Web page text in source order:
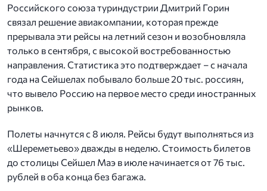
Российского союза туриндустрии Дмитрий Горин
связал решение авиакомпании, которая прежде
прерывала эти рейсы на летний сезон и возобновляла
только в сентября, с высокой востребованностью
направления. Статистика это подтверждает – с начала
года на Сейшелах побывало больше 20 тыс. россиян,
что вывело Россию на первое место среди иностранных
рынков.
Полеты начнутся с 8 июля. Рейсы будут выполняться из
«Шереметьево» дважды в неделю. Стоимость билетов
до столицы Сейшел Маэ в июле начинается от 76 тыс.
рублей в оба конца без багажа.